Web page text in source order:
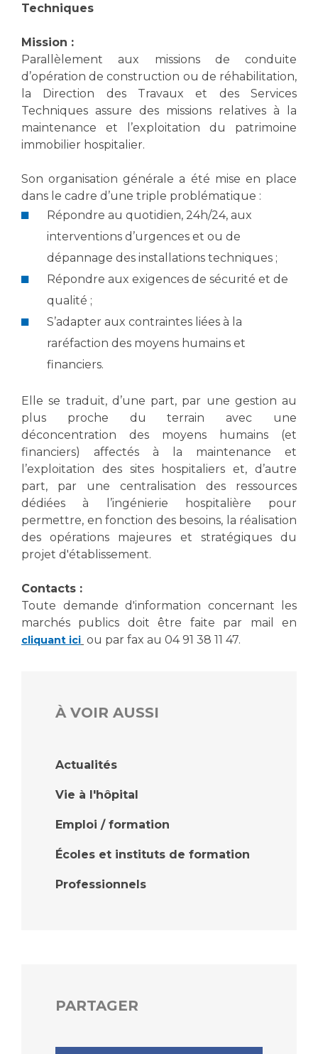
Techniques
Mission :
Parallèlement aux missions de conduite
d’opération de construction ou de réhabilitation,
la Direction des Travaux et des Services
Techniques assure des missions relatives à la
maintenance et l’exploitation du patrimoine
immobilier hospitalier.
Son organisation générale a été mise en place
dans le cadre d’une triple problématique :
Répondre au quotidien, 24h/24, aux
interventions d’urgences et ou de
dépannage des installations techniques ;
Répondre aux exigences de sécurité et de
qualité ;
S’adapter aux contraintes liées à la
raréfaction des moyens humains et
financiers.
Elle se traduit, d’une part, par une gestion au
plus proche du terrain avec une
déconcentration des moyens humains (et
financiers) affectés à la maintenance et
l’exploitation des sites hospitaliers et, d’autre
part, par une centralisation des ressources
dédiées à l’ingénierie hospitalière pour
permettre, en fonction des besoins, la réalisation
des opérations majeures et stratégiques du
projet d'établissement.
Contacts :
Toute demande d'information concernant les
marchés publics doit être faite par mail en
cliquant ici ou par fax au 04 91 38 11 47.
À VOIR AUSSI
Actualités
Vie à l'hôpital
Emploi / formation
Écoles et instituts de formation
Professionnels
PARTAGER